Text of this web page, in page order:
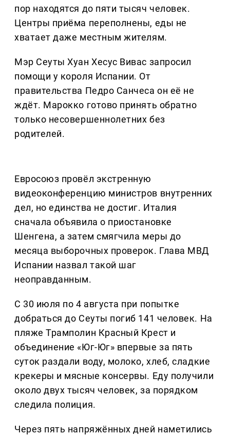
пор находятся до пяти тысяч человек.
Центры приёма переполнены, еды не
хватает даже местным жителям.
Мэр Сеуты Хуан Хесус Вивас запросил
помощи у короля Испании. От
правительства Педро Санчеса он её не
ждёт. Марокко готово принять обратно
только несовершеннолетних без
родителей.
Евросоюз провёл экстренную
видеоконференцию министров внутренних
дел, но единства не достиг. Италия
сначала объявила о приостановке
Шенгена, а затем смягчила меры до
месяца выборочных проверок. Глава МВД
Испании назвал такой шаг
неоправданным.
С 30 июля по 4 августа при попытке
добраться до Сеуты погиб 141 человек. На
пляже Трамполин Красный Крест и
объединение «Юг-Юг» впервые за пять
суток раздали воду, молоко, хлеб, сладкие
крекеры и мясные консервы. Еду получили
около двух тысяч человек, за порядком
следила полиция.
Через пять напряжённых дней наметились